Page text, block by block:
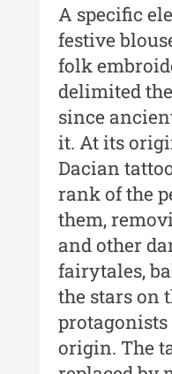
Buletinul
de Istorie a
Buletinul
Muzeului de
XXIV / 2018
Buletinul
Muzeului de
XXIII / 2017
Buletinul
Muzeului de
XXII / 2016
Indexul
A specific
festive
folk
delimited
since
it. At its
Dacian
rank of the
them,
and other
fairytales,
the stars on
origin. The